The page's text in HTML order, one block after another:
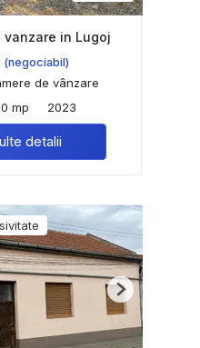
vanzare in Lugoj
(negociabil)
de vânzare
mp 2023
detalii
Next